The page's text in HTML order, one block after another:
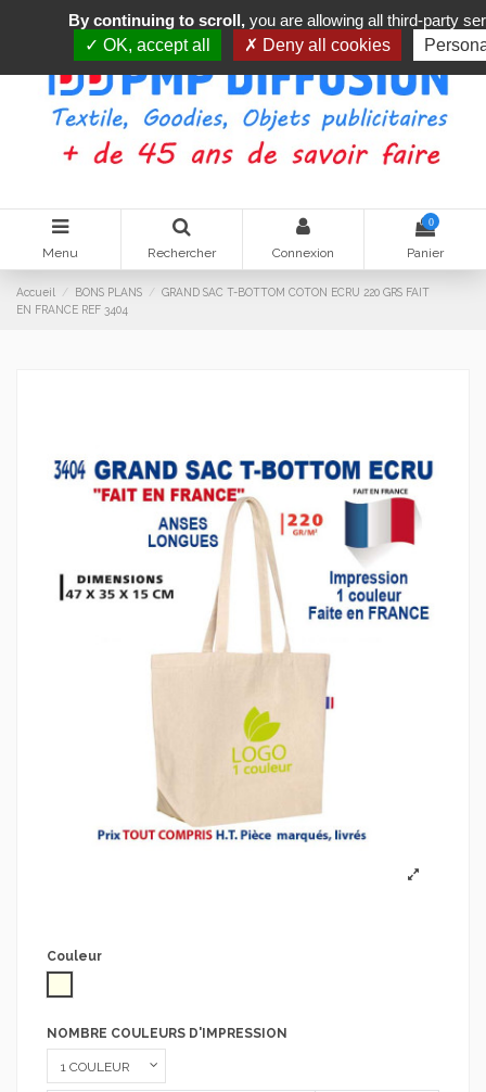
Menu Rechercher Connexion
0
Panier
Accueil BONS PLANS
GRAND SAC T-BOTTOM COTON ECRU 220 GRS FAIT
EN FRANCE REF 3404
Couleur
NOMBRE COULEURS D'IMPRESSION
By continuing to scroll, you are allowing all third-party
OK, accept all
Deny all cookies